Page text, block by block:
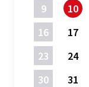
9
10
16
17
23
24
30
31